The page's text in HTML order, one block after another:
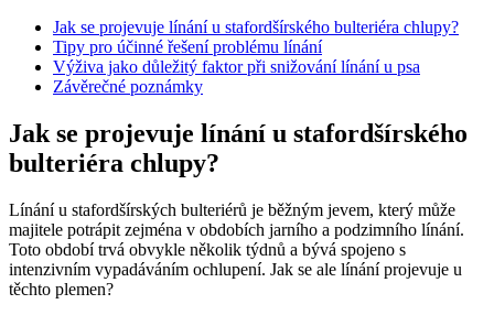
Jak se projevuje línání u stafordšírského bulteriéra chlupy?
Tipy pro účinné řešení problému línání
Výživa jako důležitý faktor při snižování línání u psa
Závěrečné poznámky
Jak se projevuje línání u stafordšírského
bulteriéra chlupy?
Línání u stafordšírských bulteriérů je běžným jevem, který může
majitele potrápit zejména v obdobích jarního a podzimního línání.
Toto období trvá obvykle několik týdnů a bývá spojeno s
intenzivním vypadáváním ochlupení. Jak se ale línání projevuje u
těchto plemen?